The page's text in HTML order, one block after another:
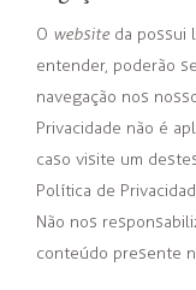
O websiteda possui
entender, poderão
navegação nos
Privacidade não é
caso visite um
Política de
Não nos
conteúdo presente